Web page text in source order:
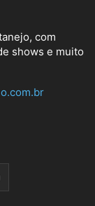
com
shows e muito